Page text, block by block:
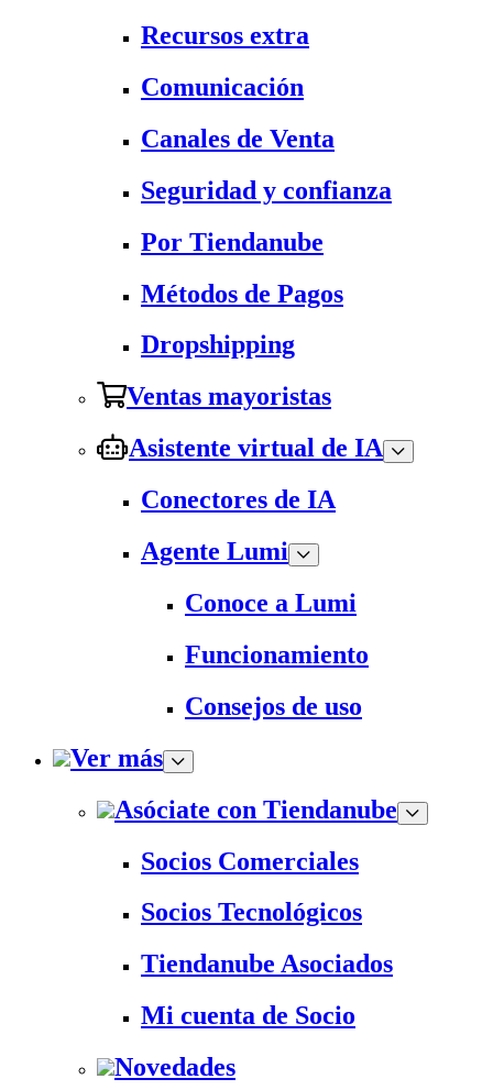
Recursos extra
Comunicación
Canales de Venta
Seguridad y confianza
Por Tiendanube
Métodos de Pagos
Dropshipping
Ventas mayoristas
Asistente virtual de IA
Conectores de IA
Agente Lumi
Conoce a Lumi
Funcionamiento
Consejos de uso
Ver más
Asóciate con Tiendanube
Socios Comerciales
Socios Tecnológicos
Tiendanube Asociados
Mi cuenta de Socio
Novedades